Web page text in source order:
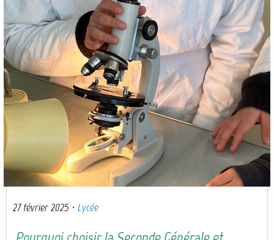
27 février 2025 · Lycée